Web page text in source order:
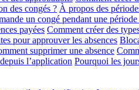
des congés ? À propos des
un congé pendant une
payées Comment créer des
pour approuver les absences
supprimer une absence
l’application Pourquoi les